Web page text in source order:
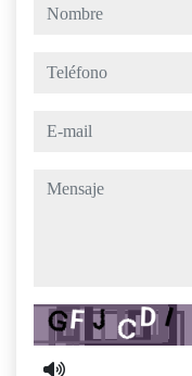
nombre
teléfono
e-mail
mensaje
Captcha